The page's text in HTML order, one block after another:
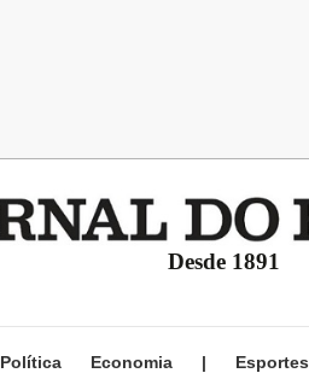
Desde 1891
Política Economia | Esportes